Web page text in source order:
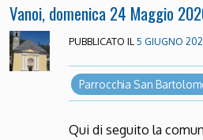
Vanoi, domenica 24 Maggio
PUBBLICATO IL 5 GIUGNO
Parrocchia San
Qui di seguito la